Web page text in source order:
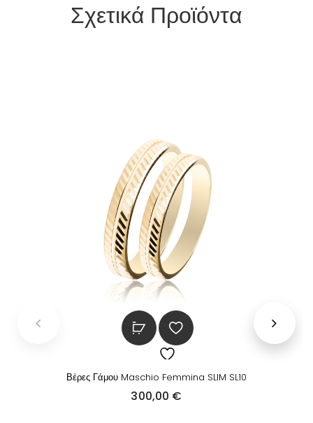
Σχετικά Προϊόντα
Βέρες Γάμου Maschio Femmina SLIM SL10
300,00 €